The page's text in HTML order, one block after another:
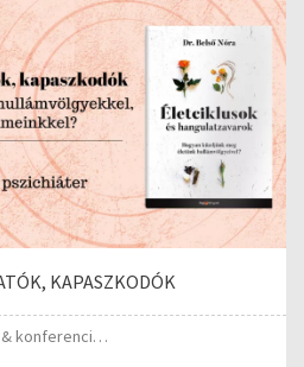
KAPASZKODÓK
HVG szemináriumok & konferenciák